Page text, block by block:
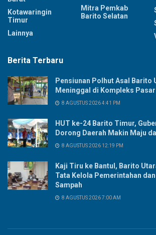
Kotawaringin
Timur
Lainnya
Mitra Pemkab
Barito Selatan
Berita Terbaru
Pensiunan Polhut Asal Barito
Meninggal di Kompleks Pasar
8 AGUSTUS 2026 4:41 PM
HUT ke-24 Barito Timur,
Dorong Daerah Makin Maju
8 AGUSTUS 2026 12:19 PM
Kaji Tiru ke Bantul, Barito
Tata Kelola Pemerintahan
Sampah
8 AGUSTUS 2026 7:00 AM